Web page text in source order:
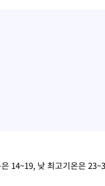
14~19, 낮 최고기온은